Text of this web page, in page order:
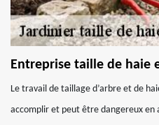
Entreprise taille de haie
Le travail de taillage d’arbre et de
accomplir et peut être dangereux en